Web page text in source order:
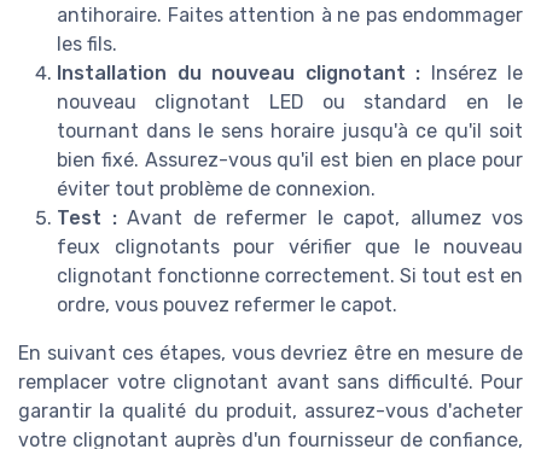
antihoraire. Faites attention à ne pas endommager
les fils.
Installation du nouveau clignotant : Insérez le
nouveau clignotant LED ou standard en le
tournant dans le sens horaire jusqu'à ce qu'il soit
bien fixé. Assurez-vous qu'il est bien en place pour
éviter tout problème de connexion.
Test :Avant de refermer le capot, allumez vos
feux clignotants pour vérifier que le nouveau
clignotant fonctionne correctement. Si tout est en
ordre, vous pouvez refermer le capot.
En suivant ces étapes, vous devriez être en mesure de
remplacer votre clignotant avant sans difficulté. Pour
garantir la qualité du produit, assurez-vous d'acheter
votre clignotant auprès d'un fournisseur de confiance,